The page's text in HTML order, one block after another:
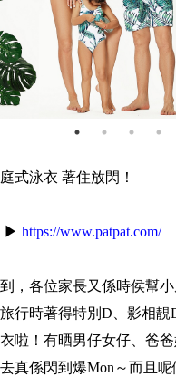
式泳衣 著住放閃！
▶ https://www.patpat.com/
，各位家長又係時侯幫小
行時著得特別D、影相靚
啦！有晒男仔女仔、爸
真係閃到爆Mon～而且呢